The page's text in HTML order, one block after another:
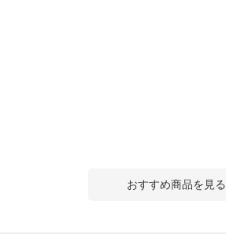
おすすめ商品を見る